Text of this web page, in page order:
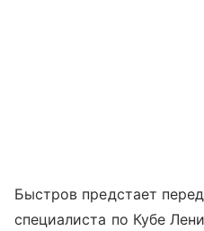
Быстров предстает
специалиста по Кубе